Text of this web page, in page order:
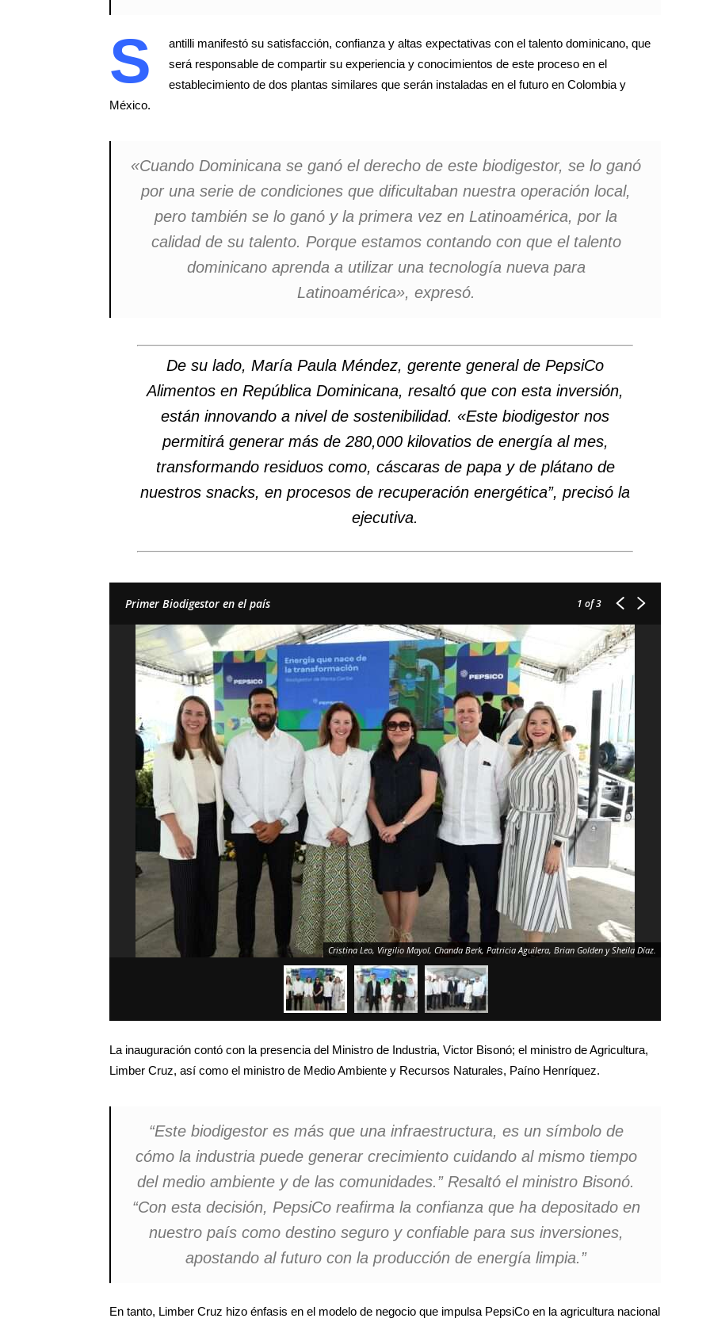
S
antilli manifestó su satisfacción, confianza y altas expectativas con el talento dominicano, que
será responsable de compartir su experiencia y conocimientos de este proceso en el
establecimiento de dos plantas similares que serán instaladas en el futuro en Colombia y
México.
«Cuando Dominicana se ganó el derecho de este biodigestor, se lo ganó
por una serie de condiciones que dificultaban nuestra operación local,
pero también se lo ganó y la primera vez en Latinoamérica, por la
calidad de su talento. Porque estamos contando con que el talento
dominicano aprenda a utilizar una tecnología nueva para
Latinoamérica», expresó.
De su lado, María Paula Méndez, gerente general de PepsiCo
Alimentos en República Dominicana, resaltó que con esta inversión,
están innovando a nivel de sostenibilidad. «Este biodigestor nos
permitirá generar más de 280,000 kilovatios de energía al mes,
transformando residuos como, cáscaras de papa y de plátano de
nuestros snacks, en procesos de recuperación energética”, precisó la
ejecutiva.
Primer Biodigestor en el país 1 of 3
Cristina Leo, Virgilio Mayol, Chanda Berk, Patricia Aguilera, Brian Golden y Sheila Díaz.
La inauguración contó con la presencia del Ministro de Industria, Victor Bisonó; el ministro de Agricultura,
Limber Cruz, así como el ministro de Medio Ambiente y Recursos Naturales, Paíno Henríquez.
“Este biodigestor es más que una infraestructura, es un símbolo de
cómo la industria puede generar crecimiento cuidando al mismo tiempo
del medio ambiente y de las comunidades.” Resaltó el ministro Bisonó.
“Con esta decisión, PepsiCo reafirma la confianza que ha depositado en
nuestro país como destino seguro y confiable para sus inversiones,
apostando al futuro con la producción de energía limpia.”
En tanto, Limber Cruz hizo énfasis en el modelo de negocio que impulsa PepsiCo en la agricultura nacional